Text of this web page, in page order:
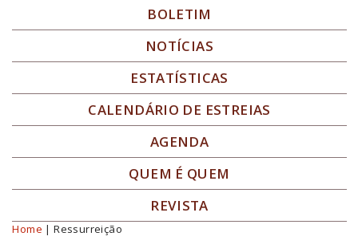
BOLETIM
NOTÍCIAS
ESTATÍSTICAS
CALENDÁRIO DE ESTREIAS
AGENDA
QUEM É QUEM
REVISTA
Você está aqui
Home | Ressurreição